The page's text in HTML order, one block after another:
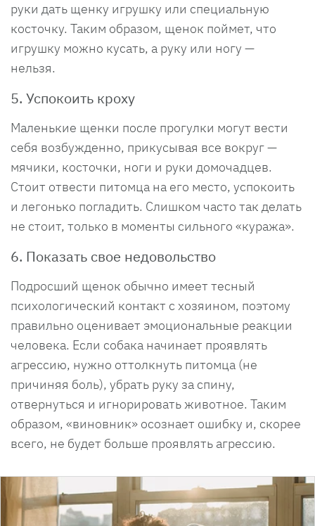
руки дать щенку игрушку или специальную
косточку. Таким образом, щенок поймет, что
игрушку можно кусать, а руку или ногу —
нельзя.
5. Успокоить кроху
Маленькие щенки после прогулки могут вести
себя возбужденно, прикусывая все вокруг —
мячики, косточки, ноги и руки домочадцев.
Стоит отвести питомца на его место, успокоить
и легонько погладить. Слишком часто так делать
не стоит, только в моменты сильного «куража».
6. Показать свое недовольство
Подросший щенок обычно имеет тесный
психологический контакт с хозяином, поэтому
правильно оценивает эмоциональные реакции
человека. Если собака начинает проявлять
агрессию, нужно оттолкнуть питомца (не
причиняя боль), убрать руку за спину,
отвернуться и игнорировать животное. Таким
образом, «виновник» осознает ошибку и, скорее
всего, не будет больше проявлять агрессию.